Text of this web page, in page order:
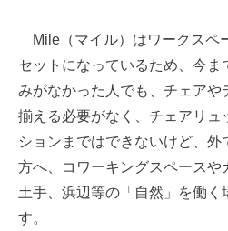
Mile（マイル）はワークスペ
セットになっているため、今ま
みがなかった人でも、チェアや
揃える必要がなく、チェアリュ
ションまではできないけど、
方へ、コワーキングスペースや
土手、浜辺等の「自然」を働く
す。